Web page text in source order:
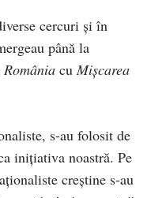
cercuri și în
până la
cu Mișcarea
s-au folosit de
inițiativa noastră. Pe
creștine s-au